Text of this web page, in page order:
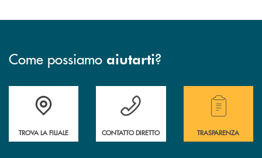
Come possiamo aiutarti?
Accedi all' elenco completo delle filiali .
TROVA LA FILIALE
Hai bisogno di assistenza immediata ?
CONTATTO DIRETTO
Hai bisogno di
TRASPARENZA